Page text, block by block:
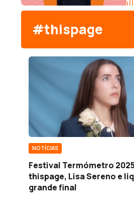
#thispage
NOTÍCIAS
Festival Termómetro
thispage, Lisa Sereno e
grande final